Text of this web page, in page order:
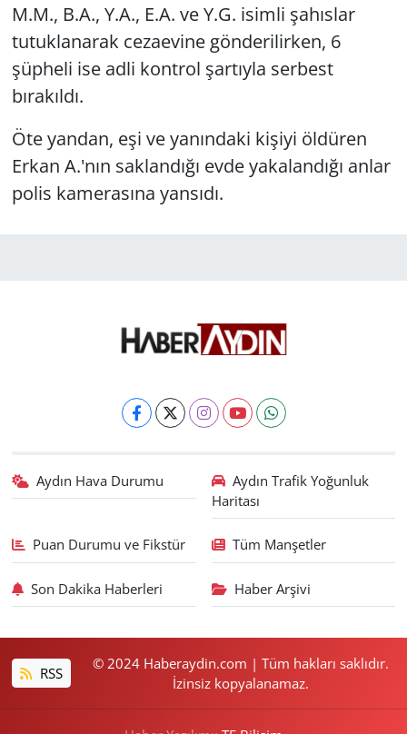
M.M., B.A., Y.A., E.A. ve Y.G. isimli şahıslar
tutuklanarak cezaevine gönderilirken, 6
şüpheli ise adli kontrol şartıyla serbest
bırakıldı.
Öte yandan, eşi ve yanındaki kişiyi öldüren
Erkan A.'nın saklandığı evde yakalandığı anlar
polis kamerasına yansıdı.
Aydın Hava Durumu
Aydın Trafik Yoğunluk
Haritası
Puan Durumu ve Fikstür Tüm Manşetler
Son Dakika Haberleri Haber Arşivi
RSS
© 2024 Haberaydin.com | Tüm hakları saklıdır.
İzinsiz kopyalanamaz.